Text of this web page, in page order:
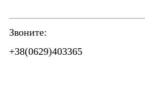
Звоните:
+38(0629)403365